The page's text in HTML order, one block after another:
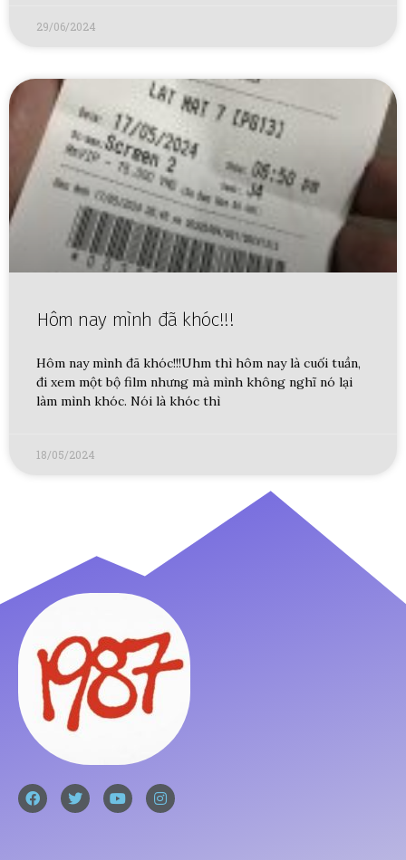
29/06/2024
Hôm nay mình đã khóc!!!
Hôm nay mình đã khóc!!!Uhm thì hôm nay là cuối tuần,
đi xem một bộ film nhưng mà mình không nghĩ nó lại
làm mình khóc. Nói là khóc thì
18/05/2024